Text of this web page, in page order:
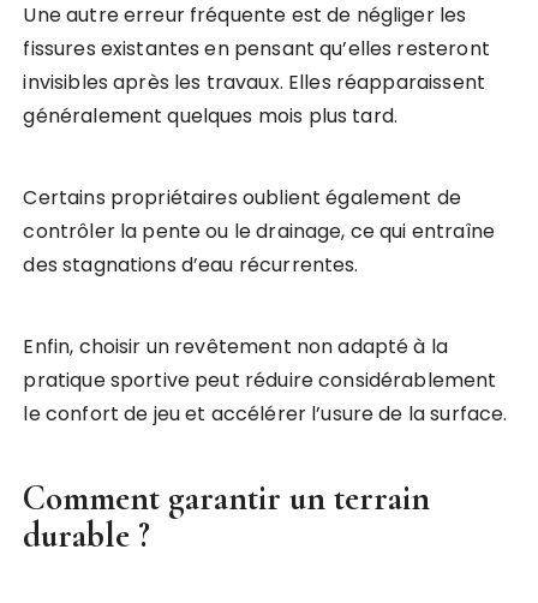
Une autre erreur fréquente est de négliger les
fissures existantes en pensant qu’elles resteront
invisibles après les travaux. Elles réapparaissent
généralement quelques mois plus tard.
Certains propriétaires oublient également de
contrôler la pente ou le drainage, ce qui entraîne
des stagnations d’eau récurrentes.
Enfin, choisir un revêtement non adapté à la
pratique sportive peut réduire considérablement
le confort de jeu et accélérer l’usure de la surface.
Comment garantir un terrain
durable ?